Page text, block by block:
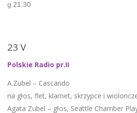
g.21:30
23 V
Polskie Radio pr.II
A.Zubel – Cascando
na głos, flet, klarnet, skrzypce i
Agata Zubel – głos, Seattle Chamber